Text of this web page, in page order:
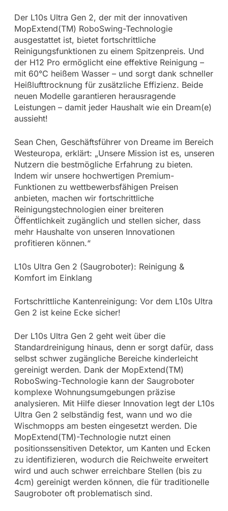
Der L10s Ultra Gen 2, der mit der innovativen
MopExtend(TM) RoboSwing-Technologie
ausgestattet ist, bietet fortschrittliche
Reinigungsfunktionen zu einem Spitzenpreis. Und
der H12 Pro ermöglicht eine effektive Reinigung –
mit 60°C heißem Wasser – und sorgt dank schneller
Heißlufttrocknung für zusätzliche Effizienz. Beide
neuen Modelle garantieren herausragende
Leistungen – damit jeder Haushalt wie ein Dream(e)
aussieht!
Sean Chen, Geschäftsführer von Dreame im Bereich
Westeuropa, erklärt: „Unsere Mission ist es, unseren
Nutzern die bestmögliche Erfahrung zu bieten.
Indem wir unsere hochwertigen Premium-
Funktionen zu wettbewerbsfähigen Preisen
anbieten, machen wir fortschrittliche
Reinigungstechnologien einer breiteren
Öffentlichkeit zugänglich und stellen sicher, dass
mehr Haushalte von unseren Innovationen
profitieren können.“
L10s Ultra Gen 2 (Saugroboter): Reinigung &
Komfort im Einklang
Fortschrittliche Kantenreinigung: Vor dem L10s Ultra
Gen 2 ist keine Ecke sicher!
Der L10s Ultra Gen 2 geht weit über die
Standardreinigung hinaus, denn er sorgt dafür, dass
selbst schwer zugängliche Bereiche kinderleicht
gereinigt werden. Dank der MopExtend(TM)
RoboSwing-Technologie kann der Saugroboter
komplexe Wohnungsumgebungen präzise
analysieren. Mit Hilfe dieser Innovation legt der L10s
Ultra Gen 2 selbständig fest, wann und wo die
Wischmopps am besten eingesetzt werden. Die
MopExtend(TM)-Technologie nutzt einen
positionssensitiven Detektor, um Kanten und Ecken
zu identifizieren, wodurch die Reichweite erweitert
wird und auch schwer erreichbare Stellen (bis zu
4cm) gereinigt werden können, die für traditionelle
Saugroboter oft problematisch sind.